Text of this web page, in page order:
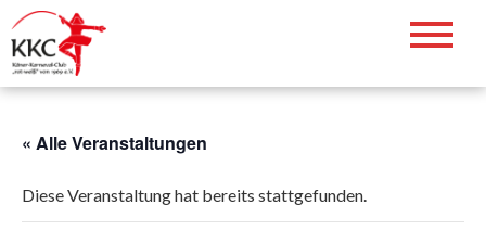
Zum
Inhalt
springen
Willkommen auf der Webseite des
KKC. Helau!!!
« Alle Veranstaltungen
Diese Veranstaltung hat bereits stattgefunden.